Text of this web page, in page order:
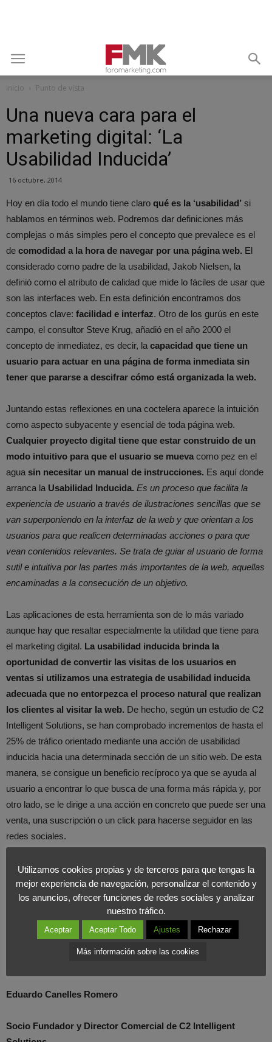
Inicio Punto de vista
Una nueva cara para el
marketing digital: ‘La
Usabilidad Inducida’
16 octubre, 2014
Hoy en día todo el mundo tiene claro qué es la ‘usabilidad’ si
hablamos en términos web. Podremos dar definiciones más
complejas o más simples pero el concepto que prevalece es el
de comodidad a la hora de navegar por una página web. El
considerado como padre de la usabilidad, Jakob Nielsen, la
definió como el atributo de calidad que mide lo fáciles de usar que
son las interfaces web. En esta definición encontramos dos
conceptos clave: facilidad e interfaz. Otro de los gurús en este
campo, el consultor Steve Krug, añadió en el año 2000 el
concepto de inmediatez, es decir, la capacidad que tiene un
usuario para actuar en una página de forma inmediata sin
tener que pararse a descifrar cómo está organizada la web.
Juntando estas reflexiones en una coctelera aparece la intuición
como aspecto subyacente y esencial de toda página web.
Cualquier proyecto digital tiene que estar construido de un
modo intuitivo para que el usuario se mueva como pez en el
agua sin necesitar un manual de instrucciones. Es aquí donde
arranca la Usabilidad Inducida. Es un proceso que facilita la
experiencia de usuario a través de ilustraciones sencillas que se
van superponiendo en la interfaz de la web y que orientan a los
usuarios para que realicen determinadas acciones o para que
vean contenidos relevantes. Se trata de guiar al usuario de forma
sutil e intuitiva por las partes más importantes de la web, aquellas
encaminadas a la consecución de un objetivo.
Las aplicaciones de esta herramienta son de lo más variado
aunque hay que resaltar especialmente la utilidad que tiene para
el marketing digital. La usabilidad inducida brinda la
oportunidad de convertir las visitas de los usuarios en
ventas si utilizamos una estrategia de usabilidad inducida
adecuada que no entorpezca el proceso natural que realizan
los clientes al visitar la web. De hecho, según un estudio de C2
Intelligent Solutions, se han comprobado incrementos de hasta el
25% de tráfico orientado mediante una acción de usabilidad
inducida hacia una determinada sección de un sitio web. De esta
manera, se consigue un beneficio recíproco ya que se ayuda al
usuario a encontrar lo que busca de una forma más rápida y, por
otro lado, se le dirige a una acción en concreto que puede ser una
venta, una suscripción o un click para hacerse seguidor en las
redes sociales.
El modelo digital va encaminado, cada vez más, hacia webs
sencillas, visuales y dinámicas que faciliten la interacción
con la comunidad.En este entorno tiene mucho que decir la
usabilidad inducida como un complemento para facilitar la
experiencia de la navegación a través de internet.
Eduardo Canelles Romero
Socio Fundador y Director Comercial de C2 Intelligent
Utilizamos cookies propias y de terceros para que tengas la
mejor experiencia de navegación, personalizar el contenido y
los anuncios, ofrecer funciones de redes sociales y analizar
nuestro tráfico.
Aceptar Aceptar Todo Ajustes Rechazar
Más información sobre las cookies